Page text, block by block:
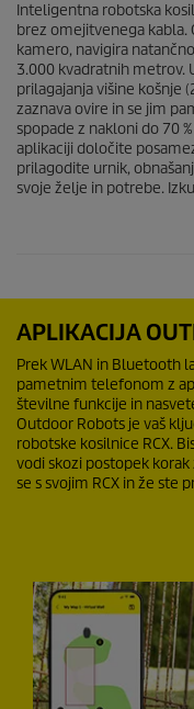
Inteligentna robotska
brez omejitvenega kabla.
kamero, navigira
3.000 kvadratnih metrov.
prilagajanja višine košnje
zaznava ovire in se jim
spopade z nakloni do 70
aplikaciji določite
prilagodite urnik,
svoje želje in potrebe.
APLIKACIJA
Prek WLAN in Bluetooth
pametnim telefonom z
številne funkcije in
Outdoor Robots je vaš
robotske kosilnice RCX.
vodi skozi postopek
se s svojim RCX in že ste